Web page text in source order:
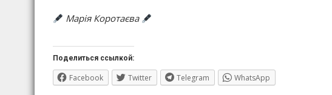
Марія Коротаєва
Поделиться ссылкой:
Facebook Twitter Telegram WhatsApp